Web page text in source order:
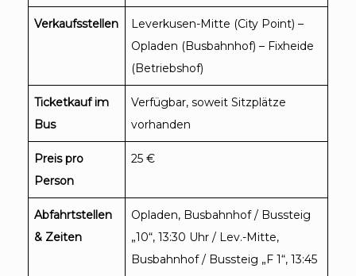
Verkaufsstellen
Leverkusen-Mitte (City Point) –
Opladen (Busbahnhof) – Fixheide
(Betriebshof)
Ticketkauf im
Bus
Verfügbar, soweit Sitzplätze
vorhanden
Preis pro
Person
25 €
Abfahrtstellen
& Zeiten
Opladen, Busbahnhof / Bussteig
„10“, 13:30 Uhr / Lev.-Mitte,
Busbahnhof / Bussteig „F 1“, 13:45